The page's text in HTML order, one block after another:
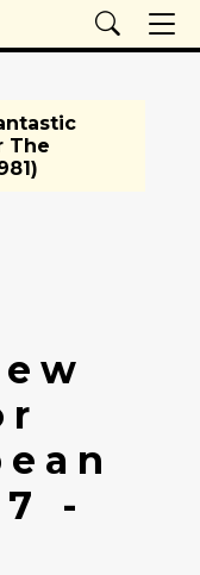
The
-